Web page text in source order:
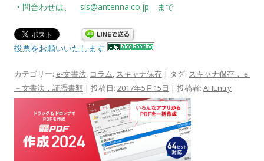
・問合わせは、 sis@antenna.co.jp まで
投票をお願いいたします
カテゴリー: e-文書法, コラム, スキャナ保存 | タグ: スキャナ保存，ｅ
－文書法，証憑書類 | 投稿日: 2017年5月15日 | 投稿者: AHEntry